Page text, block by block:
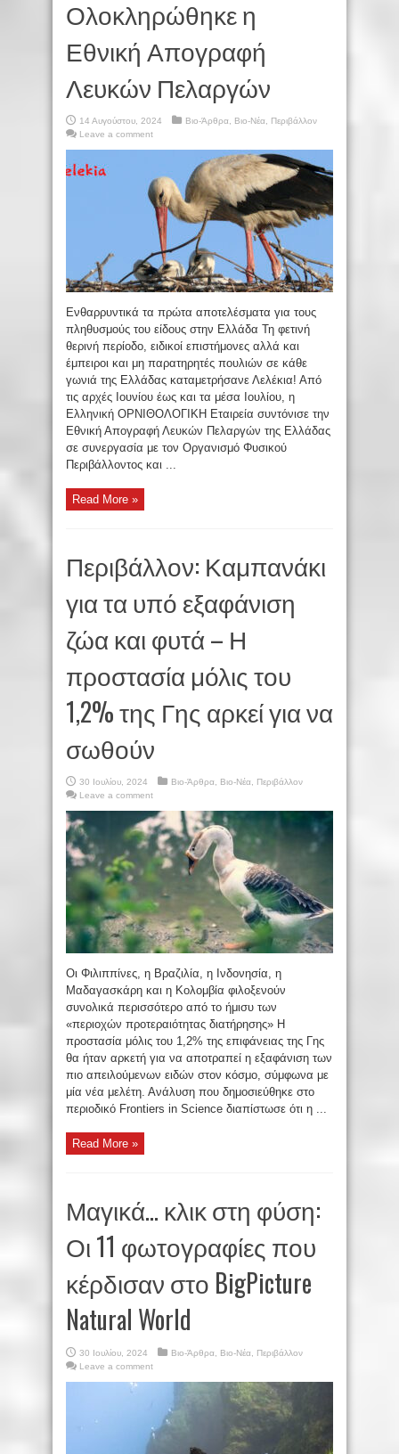
Ολοκληρώθηκε η
Εθνική Απογραφή
Λευκών Πελαργών
14 Αυγούστου, 2024 Βιο-Άρθρα Βιο-Νέα
Περιβάλλον
Leave a comment
Ενθαρρυντικά τα πρώτα αποτελέσματα για τους
πληθυσμούς του είδους στην Ελλάδα Τη φετινή
θερινή περίοδο, ειδικοί επιστήμονες αλλά και
έμπειροι και μη παρατηρητές πουλιών σε κάθε
γωνιά της Ελλάδας καταμετρήσανε Λελέκια! Από
τις αρχές Ιουνίου έως και τα μέσα Ιουλίου, η
Ελληνική ΟΡΝΙΘΟΛΟΓΙΚΗ Εταιρεία συντόνισε την
Εθνική Απογραφή Λευκών Πελαργών της Ελλάδας
σε συνεργασία με τον Οργανισμό Φυσικού
Περιβάλλοντος και ...
Read More »
Περιβάλλον: Καμπανάκι
για τα υπό εξαφάνιση
ζώα και φυτά – Η
προστασία μόλις του
1,2% της Γης αρκεί για να
σωθούν
30 Ιουλίου, 2024 Βιο-Άρθρα Βιο-Νέα
Περιβάλλον
Leave a comment
Οι Φιλιππίνες, η Βραζιλία, η Ινδονησία, η
Μαδαγασκάρη και η Κολομβία φιλοξενούν
συνολικά περισσότερο από το ήμισυ των
«περιοχών προτεραιότητας διατήρησης» Η
προστασία μόλις του 1,2% της επιφάνειας της Γης
θα ήταν αρκετή για να αποτραπεί η εξαφάνιση των
πιο απειλούμενων ειδών στον κόσμο, σύμφωνα με
μία νέα μελέτη. Ανάλυση που δημοσιεύθηκε στο
περιοδικό Frontiers in Science διαπίστωσε ότι η ...
Read More »
Μαγικά… κλικ στη φύση:
Οι 11 φωτογραφίες που
κέρδισαν στο BigPicture
Natural World
30 Ιουλίου, 2024 Βιο-Άρθρα Βιο-Νέα
Περιβάλλον
Leave a comment